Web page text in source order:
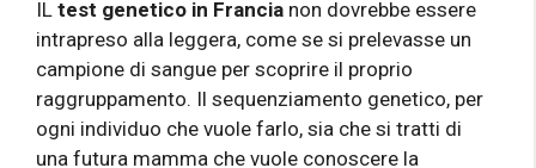
IL test genetico in Francia non dovrebbe essere
intrapreso alla leggera, come se si prelevasse un
campione di sangue per scoprire il proprio
raggruppamento. Il sequenziamento genetico, per
ogni individuo che vuole farlo, sia che si tratti di
una futura mamma che vuole conoscere la